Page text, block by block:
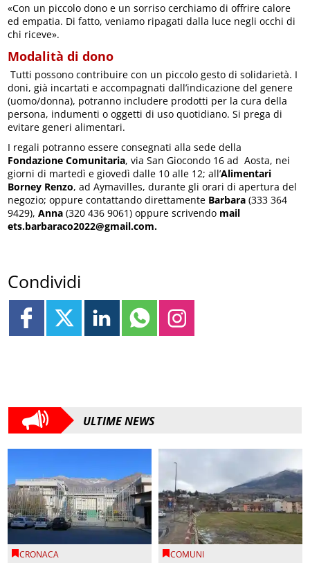
«Con un piccolo dono e un sorriso cerchiamo di offrire calore
ed empatia. Di fatto, veniamo ripagati dalla luce negli occhi di
chi riceve».
Modalità di dono
Tutti possono contribuire con un piccolo gesto di solidarietà. I
doni, già incartati e accompagnati dall’indicazione del genere
(uomo/donna), potranno includere prodotti per la cura della
persona, indumenti o oggetti di uso quotidiano. Si prega di
evitare generi alimentari.
I regali potranno essere consegnati alla sede della
Fondazione Comunitaria, via San Giocondo 16 ad Aosta, nei
giorni di martedì e giovedì dalle 10 alle 12; all’Alimentari
Borney Renzo, ad Aymavilles, durante gli orari di apertura del
negozio; oppure contattando direttamente Barbara (333 364
9429),Anna (320 436 9061) oppure scrivendo mail
ets.barbaraco2022@gmail.com.
Condividi
ULTIME NEWS
CRONACA COMUNI